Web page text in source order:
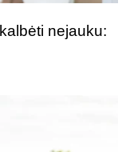
nejauku: